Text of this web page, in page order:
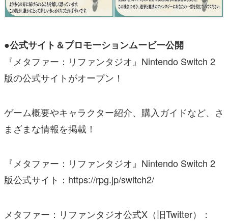
●公式サイト＆プロモーションムービー公開
『メタファー：リファンタジオ』Nintendo Switch 2
版の公式サイトがオープン！
ゲーム概要やキャラクター紹介、購入ガイドなど、さ
まざまな情報を掲載！
『メタファー：リファンタジオ』Nintendo Switch 2
版公式サイト：https://rpg.jp/switch2/
メタファー：リファンタジオ公式X（旧Twitter）：